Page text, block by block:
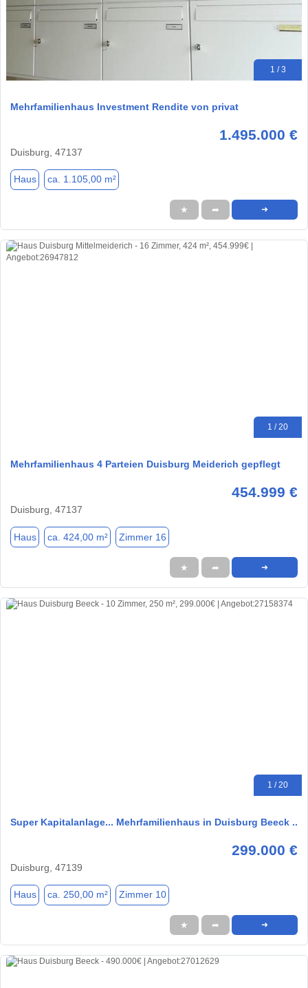
1 / 3
Mehrfamilienhaus Investment Rendite von privat
1.495.000 €
Duisburg, 47137
Haus ca. 1.105,00 m²
★ ➦ ➜
1 / 20
Mehrfamilienhaus 4 Parteien Duisburg Meiderich gepflegt
454.999 €
Duisburg, 47137
Haus ca. 424,00 m² Zimmer 16
★ ➦ ➜
1 / 20
Super Kapitalanlage... Mehrfamilienhaus in Duisburg Beeck ..
299.000 €
Duisburg, 47139
Haus ca. 250,00 m² Zimmer 10
★ ➦ ➜